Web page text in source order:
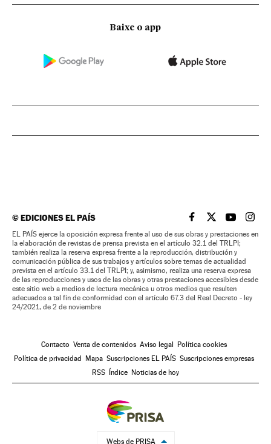
Baixe o app
©EDICIONES EL PAÍS EL PAÍS BRASIL EN
EL PAÍSEL PAÍS
EL
EL PAÍS ejerce la oposición expresa frente al uso de sus obras y prestaciones en
la elaboración de revistas de prensa prevista en el artículo 32.1 del TRLPI;
también realiza la reserva expresa frente a la reproducción, distribución y
comunicación pública de sus trabajos y artículos sobre temas de actualidad
prevista en el artículo 33.1 del TRLPI; y, asimismo, realiza una reserva expresa
de las reproducciones y usos de las obras y otras prestaciones accesibles desde
este sitio web a medios de lectura mecánica u otros medios que resulten
adecuados a tal fin de conformidad con el artículo 67.3 del Real Decreto - ley
24/2021, de 2 de noviembre
Contacto Venta de contenidos Aviso legal
Política cookies
Política de privacidad
Mapa Suscripciones EL PAÍS Suscripciones empresas
RSS
Índice Noticias de hoy
Webs de PRISA